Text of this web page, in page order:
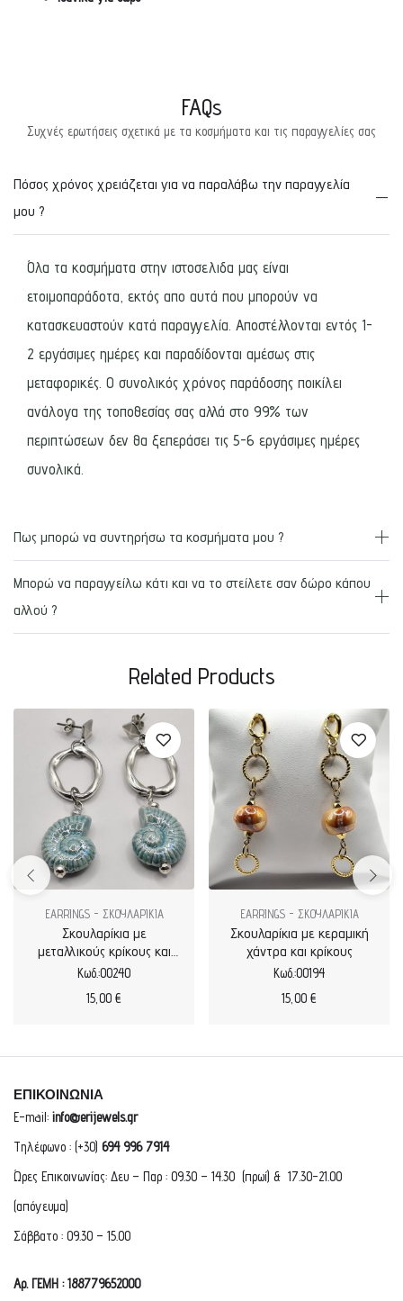
FAQs
Συχνές ερωτήσεις σχετικά με τα κοσμήματα και τις παραγγελίες σας
Πόσος χρόνος χρειάζεται για να παραλάβω την παραγγελία
μου ?
Όλα τα κοσμήματα στην ιστοσελιδα μας είναι
ετοιμοπαράδοτα, εκτός απο αυτά που μπορούν να
κατασκευαστούν κατά παραγγελία. Αποστέλλονται εντός 1-
2 εργάσιμες ημέρες και παραδίδονται αμέσως στις
μεταφορικές. Ο συνολικός χρόνος παράδοσης ποικίλει
ανάλογα της τοποθεσίας σας αλλά στο 99% των
περιπτώσεων δεν θα ξεπεράσει τις 5-6 εργάσιμες ημέρες
συνολικά.
Πως μπορώ να συντηρήσω τα κοσμήματα μου ?
Μπορώ να παραγγείλω κάτι και να το στείλετε σαν δώρο κάπου
αλλού ?
Related Products
EARRINGS - ΣΚΟΥΛΑΡΙΚΙΑ
Σκουλαρίκια με
μεταλλικούς κρίκους και
κεραμικά σαλιγκάρια
Κωδ.:00240
15,00 €
EARRINGS - ΣΚΟΥΛΑΡΙΚΙΑ
Σκουλαρίκια με κεραμική
χάντρα και κρίκους
Κωδ.:00194
15,00 €
ΕΠΙΚΟΙΝΩΝΙΑ
E-mail: info@erijewels.gr
Τηλέφωνο : (+30) 694 996 7914
Ώρες Επικοινωνίας: Δευ – Παρ : 09.30 – 14.30 (πρωί) & 17.30-21.00
(απόγευμα)
Σάββατο : 09.30 – 15.00
Αρ. ΓΕΜΗ : 188779652000